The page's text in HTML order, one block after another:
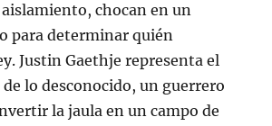
chocan en un
para determinar quién
Justin Gaethje representa el
lo desconocido, un guerrero
la jaula en un campo de